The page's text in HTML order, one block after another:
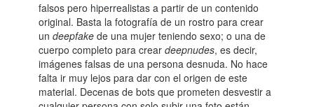
falsos pero hiperrealistas a partir de un contenido
original. Basta la fotografía de un rostro para crear
un deepfake de una mujer teniendo sexo; o una de
cuerpo completo para crear deepnudes, es decir,
imágenes falsas de una persona desnuda. No hace
falta ir muy lejos para dar con el origen de este
material. Decenas de bots que prometen desvestir a